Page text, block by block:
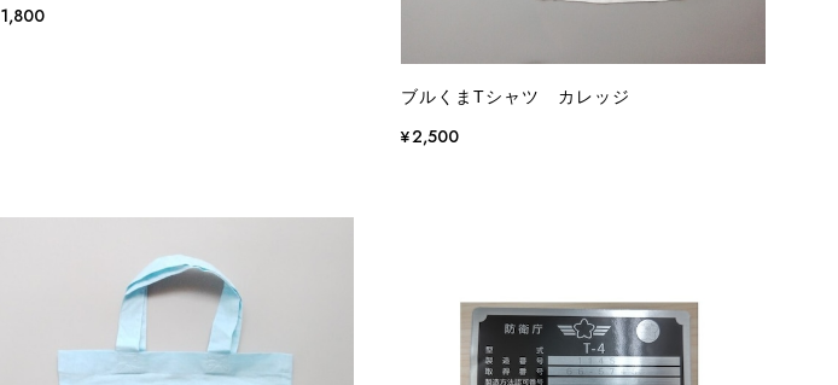
¥1,800
ブルくまTシャツ カレッジ
¥2,500